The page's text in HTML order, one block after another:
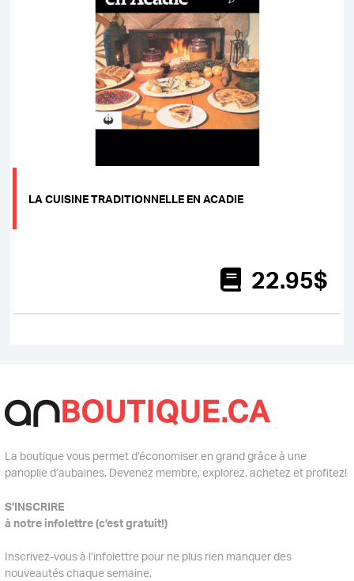
LA CUISINE TRADITIONNELLE EN ACADIE
22.95$
La boutique vous permet d’économiser en grand grâce à une
panoplie d’aubaines. Devenez membre, explorez, achetez et profitez!
S’INSCRIRE
à notre infolettre (c’est gratuit!)
Inscrivez-vous à l’infolettre pour ne plus rien manquer des
nouveautés chaque semaine.